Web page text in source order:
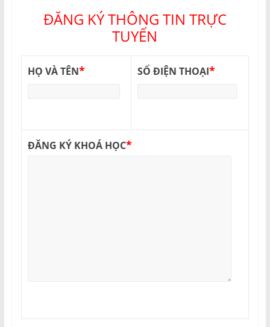
ĐĂNG KÝ THÔNG TIN TRỰC
TUYẾN
HỌ VÀ TÊN* SỐ ĐIỆN THOẠI*
ĐĂNG KÝ KHOÁ HỌC*